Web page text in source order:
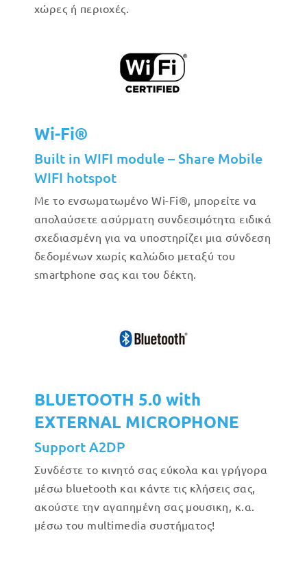
χώρες ή περιοχές.
Wi-Fi®
Built in WIFI module – Share Mobile
WIFI hotspot
Με το ενσωματωμένο Wi-Fi®, μπορείτε να
απολαύσετε ασύρματη συνδεσιμότητα ειδικά
σχεδιασμένη για να υποστηρίζει μια σύνδεση
δεδομένων χωρίς καλώδιο μεταξύ του
smartphone σας και του δέκτη.
BLUETOOTH 5.0 with
EXTERNAL MICROPHONE
Support A2DP
Συνδέστε το κινητό σας εύκολα και γρήγορα
μέσω bluetooth και κάντε τις κλήσεις σας,
ακούστε την αγαπημένη σας μουσικη, κ.α.
μέσω του multimedia συστήματος!